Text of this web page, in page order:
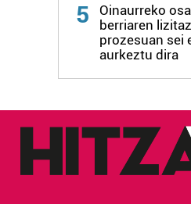
5
Oinaurreko
berriaren
prozesuan sei
aurkeztu dira